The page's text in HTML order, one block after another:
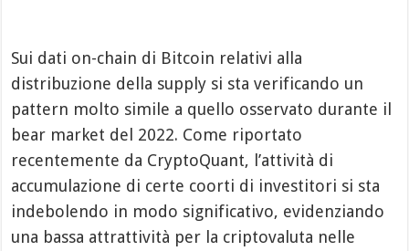
Sui dati on-chain di Bitcoin relativi alla
distribuzione della supply si sta verificando un
pattern molto simile a quello osservato durante il
bear market del 2022. Come riportato
recentemente da CryptoQuant, l’attività di
accumulazione di certe coorti di investitori si sta
indebolendo in modo significativo, evidenziando
una bassa attrattività per la criptovaluta nelle